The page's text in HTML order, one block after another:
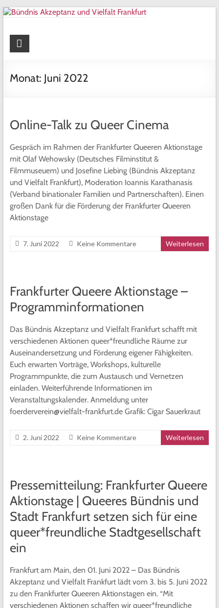
Skip
Monat: Juni 2022
Online-Talk zu Queer Cinema
Gespräch im Rahmen der Frankfurter Queeren Aktionstage
mit Olaf Wehowsky (Deutsches Filminstitut &
Filmmuseuem) und Josefine Liebing (Bündnis Akzeptanz
und Vielfalt Frankfurt), Moderation Ioannis Karathanasis
(Verband binationaler Familien und Partnerschaften). Einen
großen Dank für die Förderung der Frankfurter Queeren
Aktionstage
7. Juni 2022 Keine Kommentare Weiterlesen
Frankfurter Queere Aktionstage –
Programminformationen
Das Bündnis Akzeptanz und Vielfalt Frankfurt schafft mit
verschiedenen Aktionen queer*freundliche Räume zur
Auseinandersetzung und Förderung eigener Fähigkeiten.
Euch erwarten Vorträge, Workshops, kulturelle
Programmpunkte, die zum Austausch und Vernetzen
einladen. Weiterführende Informationen im
Veranstaltungskalender. Anmeldung unter
foerderverein@vielfalt-frankfurt.de Grafik: Cigar Sauerkraut
2. Juni 2022 Keine Kommentare Weiterlesen
Pressemitteilung: Frankfurter Queere
Aktionstage | Queeres Bündnis und
Stadt Frankfurt setzen sich für eine
queer*freundliche Stadtgesellschaft
ein
Frankfurt am Main, den 01. Juni 2022 – Das Bündnis
Akzeptanz und Vielfalt Frankfurt lädt vom 3. bis 5. Juni 2022
zu den Frankfurter Queeren Aktionstagen ein. “Mit
verschiedenen Aktionen schaffen wir queer*freundliche